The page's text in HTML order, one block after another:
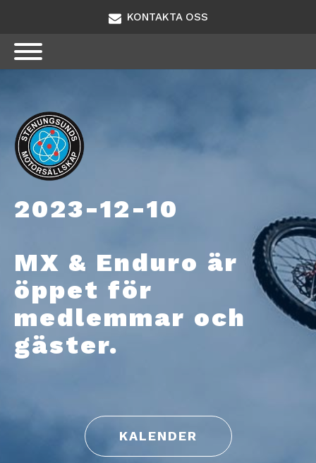
KONTAKTA OSS
2023-12-10
MX & Enduro är
öppet för
medlemmar och
gäster.
KALENDER